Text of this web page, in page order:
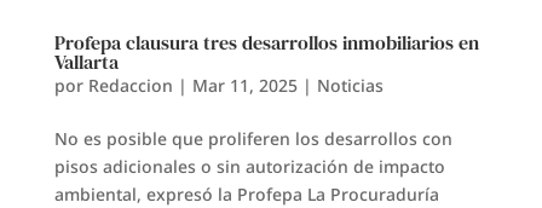
Profepa clausura tres desarrollos inmobiliarios en
Vallarta
por Redaccion | Mar 11, 2025| Noticias
No es posible que proliferen los desarrollos con
pisos adicionales o sin autorización de impacto
ambiental, expresó la Profepa La Procuraduría